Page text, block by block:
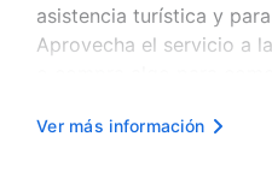
asistencia turística y
Aprovecha el servicio a
la mejor forma, tómate
Ver más información